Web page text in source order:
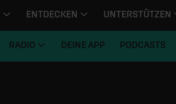
ENTDECKEN UNTERSTÜTZEN
RADIO DEINE APP PODCASTS